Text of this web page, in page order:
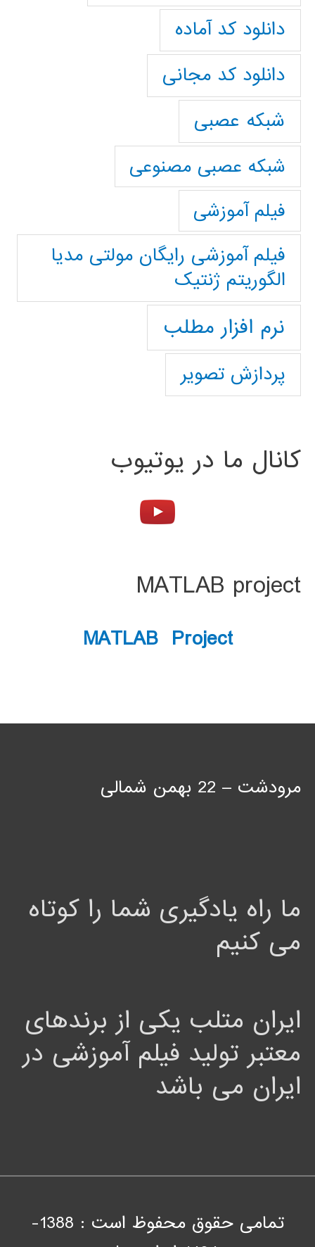
دانلود کد آماده
دانلود کد مجانی
شبکه عصبی
شبکه عصبی مصنوعی
فیلم آموزشی
فیلم آموزشی رایگان مولتی مدیا
الگوریتم ژنتیک
نرم افزار مطلب
پردازش تصویر
کانال ما در یوتیوب
MATLAB project
MATLAB Project
مرودشت – 22 بهمن شمالی
ما راه یادگیری شما را کوتاه
می کنیم
ایران متلب یکی از برندهای
معتبر تولید فیلم آموزشی در
ایران می باشد
تمامی حقوق محفوظ است : 1388-